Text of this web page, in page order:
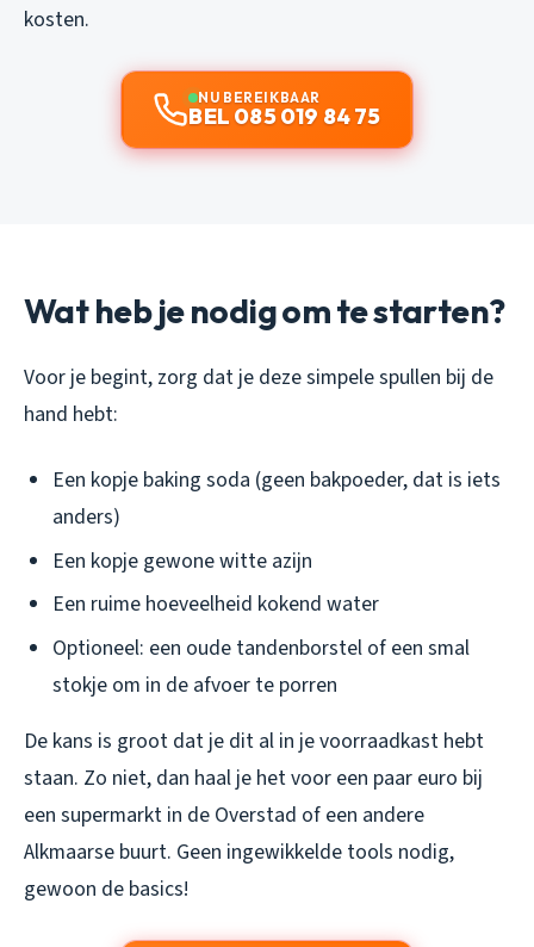
kosten.
NU BEREIKBAAR
BEL 085 019 84 75
Wat heb je nodig om te starten?
Voor je begint, zorg dat je deze simpele spullen bij de
hand hebt:
Een kopje baking soda (geen bakpoeder, dat is iets
anders)
Een kopje gewone witte azijn
Een ruime hoeveelheid kokend water
Optioneel: een oude tandenborstel of een smal
stokje om in de afvoer te porren
De kans is groot dat je dit al in je voorraadkast hebt
staan. Zo niet, dan haal je het voor een paar euro bij
een supermarkt in de Overstad of een andere
Alkmaarse buurt. Geen ingewikkelde tools nodig,
gewoon de basics!